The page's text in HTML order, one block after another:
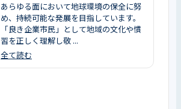
あらゆる面において地球環境の保全に努
め、持続可能な発展を目指しています。
「良き企業市民」として地域の文化や慣
習を正しく理解し敬 ...
全て読む